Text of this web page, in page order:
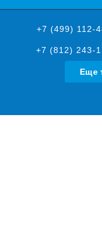
+7 (499) 112-
+7 (812) 243-
Еще